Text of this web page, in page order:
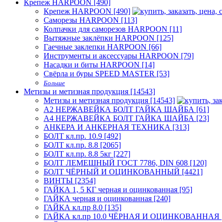
Крепеж HARPOON [490]
Крепеж HARPOON [490]
Саморезы HARPOON [113]
Колпачки для саморезов HARPOON [11]
Вытяжные заклёпки HARPOON [125]
Гаечные заклепки HARPOON [66]
Инструменты и аксессуары HARPOON [79]
Насадки и биты HARPOON [14]
Свёрла и буры SPEED MASTER [53]
Больше
Метизы и метизная продукция [14543]
Метизы и метизная продукция [14543]
А2 НЕРЖАВЕЙКА БОЛТ ГАЙКА ШАЙБА [61]
А4 НЕРЖАВЕЙКА БОЛТ ГАЙКА ШАЙБА [23]
АНКЕРА И АНКЕРНАЯ ТЕХНИКА [313]
БОЛТ кл.пр. 10.9 [492]
БОЛТ кл.пр. 8.8 [2065]
БОЛТ кл.пр. 8.8 5кг [227]
БОЛТ ЛЕМЕШНЫЙ ГОСТ 7786, DIN 608 [120]
БОЛТ ЧЁРНЫЙ И ОЦИНКОВАННЫЙ [4421]
ВИНТЫ [2354]
ГАЙКА 1, 5 КГ черная и оцинкованная [95]
ГАЙКА черная и оцинкованная [240]
ГАЙКА кл.пр 8.0 [135]
ГАЙКА кл.пр 10.0 ЧЁРНАЯ И ОЦИНКОВАННАЯ